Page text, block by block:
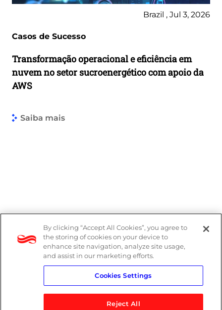
Brazil , Jul 3, 2026
Casos de Sucesso
Transformação operacional e eficiência em
nuvem no setor sucroenergético com apoio da
AWS
Saiba mais
By clicking “Accept All Cookies”, you agree to
the storing of cookies on your device to
enhance site navigation, analyze site usage,
and assist in our marketing efforts.
Cookies Settings
Reject All